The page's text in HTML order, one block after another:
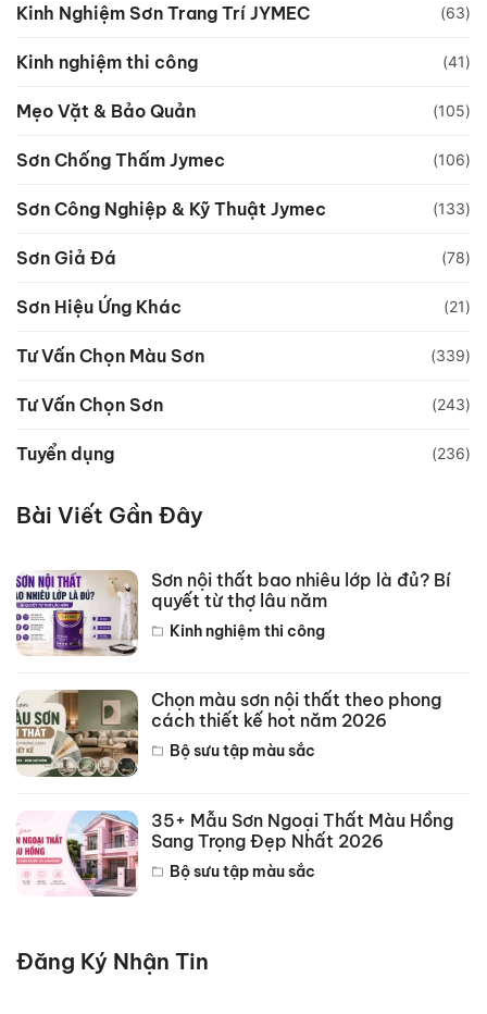
Kinh Nghiệm Sơn Trang Trí JYMEC (63)
Kinh nghiệm thi công (41)
Mẹo Vặt & Bảo Quản (105)
Sơn Chống Thấm Jymec (106)
Sơn Công Nghiệp & Kỹ Thuật Jymec (133)
Sơn Giả Đá (78)
Sơn Hiệu Ứng Khác (21)
Tư Vấn Chọn Màu Sơn (339)
Tư Vấn Chọn Sơn (243)
Tuyển dụng (236)
Bài Viết Gần Đây
Sơn nội thất bao nhiêu lớp là đủ? Bí
quyết từ thợ lâu năm
Kinh nghiệm thi công
Chọn màu sơn nội thất theo phong
cách thiết kế hot năm 2026
Bộ sưu tập màu sắc
35+ Mẫu Sơn Ngoại Thất Màu Hồng
Sang Trọng Đẹp Nhất 2026
Bộ sưu tập màu sắc
Đăng Ký Nhận Tin